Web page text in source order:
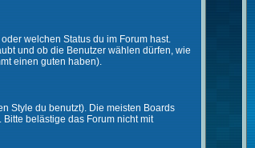
welchen Status du im Forum hast.
und ob die Benutzer wählen dürfen, wie
einen guten haben).
Style du benutzt). Die meisten Boards
belästige das Forum nicht mit